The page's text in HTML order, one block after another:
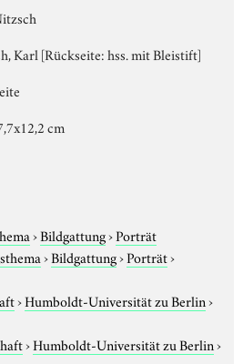
Karl [Rückseite: hss. mit Bleistift]
cm
›Bildgattung›Porträt
›Bildgattung›Porträt›
›Humboldt-Universität zu Berlin›
›Humboldt-Universität zu Berlin›